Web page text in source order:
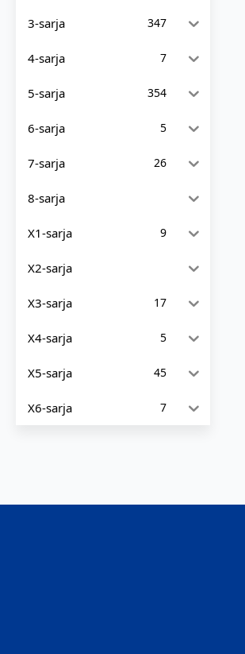
3-sarja 347
4-sarja 7
5-sarja 354
6-sarja 5
7-sarja 26
8-sarja
X1-sarja 9
X2-sarja
X3-sarja 17
X4-sarja 5
X5-sarja 45
X6-sarja 7